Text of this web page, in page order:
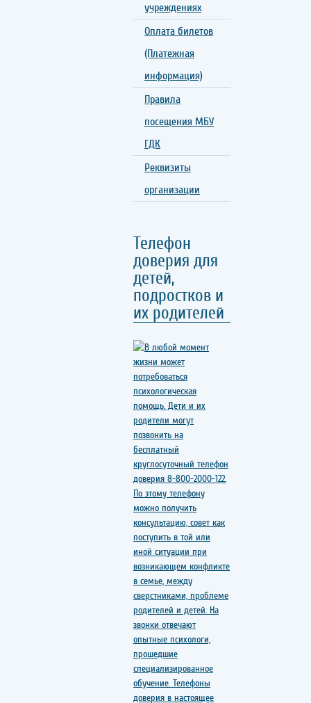
учреждениях
Оплата билетов
(Платежная
информация)
Правила
посещения МБУ
ГДК
Реквизиты
организации
Телефон
доверия для
детей,
подростков и
их родителей